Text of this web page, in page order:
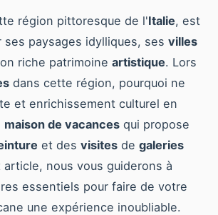
région pittoresque de l'Italie, est
ses paysages idylliques, ses villes
riche patrimoine artistique. Lors
dans cette région, pourquoi ne
et enrichissement culturel en
maison de vacances qui propose
et des visites de galeries
article, nous vous guiderons à
essentiels pour faire de votre
une expérience inoubliable.